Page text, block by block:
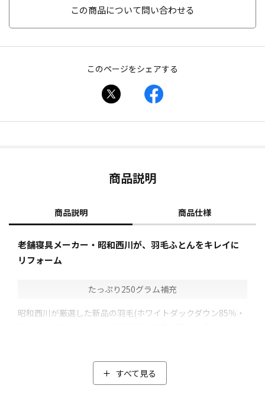
この商品について問い合わせる
このページをシェアする
商品説明
商品説明 商品仕様
老舗寝具メーカー・昭和西川が、羽毛ふとんをキレイに
リフォーム
たっぷり250グラム補充
昭和西川が厳選した新品の羽毛(ホワイトダックダウン85％・
除菌・ダニ除去も行います。
さらに、除塵も行い綺麗な羽毛に仕上げます。
すべて見る